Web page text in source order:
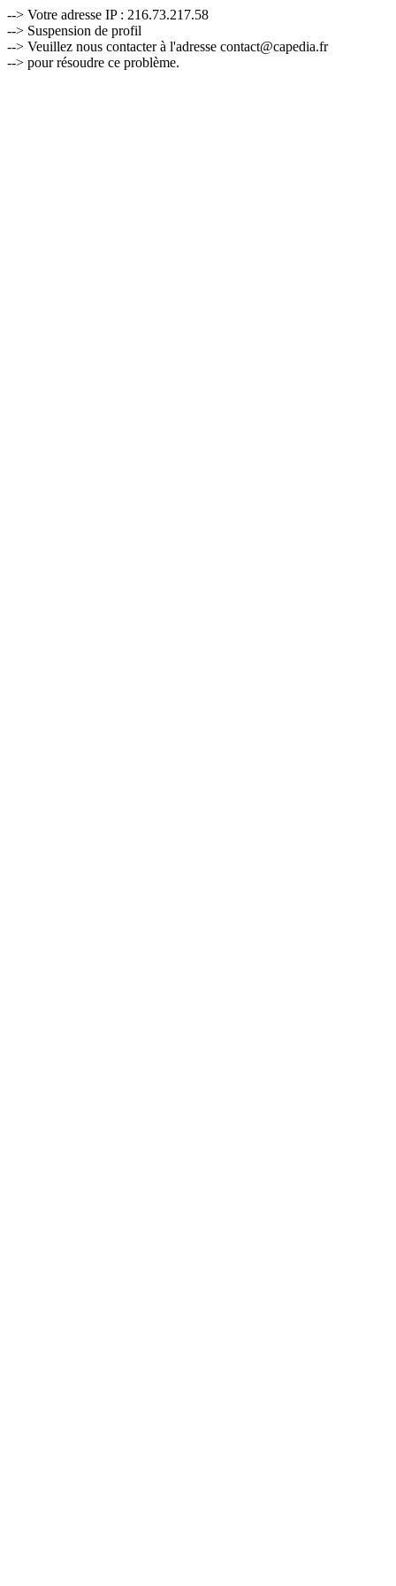
--> Votre adresse IP : 216.73.217.58
--> Suspension de profil
--> Veuillez nous contacter à l'adresse contact@capedia.fr
--> pour résoudre ce problème.